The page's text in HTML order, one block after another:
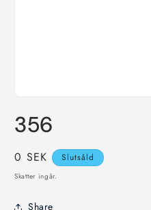
1
i356
Ordinarie
pris
0 SEK Slutsåld
Skatter ingår.
Share